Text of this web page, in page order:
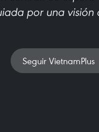
por una visión
Seguir VietnamPlus